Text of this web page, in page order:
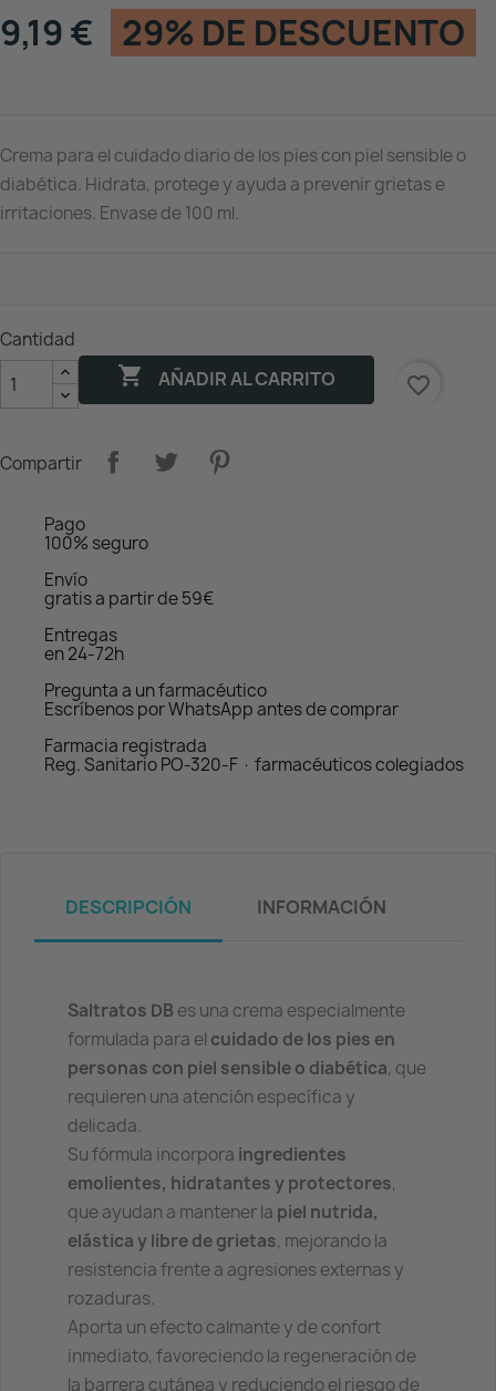
9,19 € 29% DE DESCUENTO
Crema para el cuidado diario de los pies con piel sensible o
diabética. Hidrata, protege y ayuda a prevenir grietas e
irritaciones. Envase de 100 ml.
Cantidad
 AÑADIR AL CARRITO favorite_border
Compartir
Pago
100% seguro
Envío
gratis a partir de 59€
Entregas
en 24-72h
Pregunta a un farmacéutico
Escríbenos por WhatsApp antes de comprar
Farmacia registrada
Reg. Sanitario PO-320-F · farmacéuticos colegiados
DESCRIPCIÓN INFORMACIÓN
Saltratos DB es una crema especialmente
formulada para el cuidado de los pies en
personas con piel sensible o diabética, que
requieren una atención específica y
delicada.
Su fórmula incorpora ingredientes
emolientes, hidratantes y protectores,
que ayudan a mantener la piel nutrida,
elástica y libre de grietas, mejorando la
resistencia frente a agresiones externas y
rozaduras.
Aporta un efecto calmante y de confort
inmediato, favoreciendo la regeneración de
la barrera cutánea y reduciendo el riesgo de